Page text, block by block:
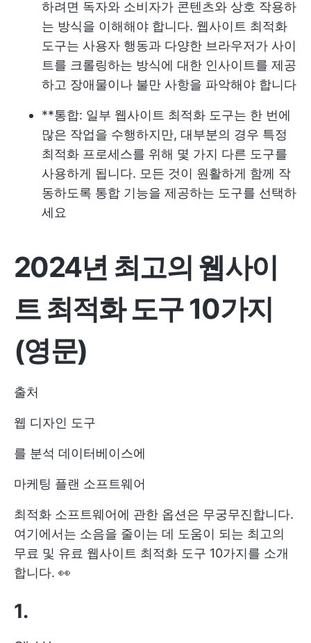
하려면 독자와 소비자가 콘텐츠와 상호 작용하
는 방식을 이해해야 합니다. 웹사이트 최적화
도구는 사용자 행동과 다양한 브라우저가 사이
트를 크롤링하는 방식에 대한 인사이트를 제공
하고 장애물이나 불만 사항을 파악해야 합니다
**통합: 일부 웹사이트 최적화 도구는 한 번에
많은 작업을 수행하지만, 대부분의 경우 특정
최적화 프로세스를 위해 몇 가지 다른 도구를
사용하게 됩니다. 모든 것이 원활하게 함께 작
동하도록 통합 기능을 제공하는 도구를 선택하
세요
2024년 최고의 웹사이
트 최적화 도구 10가지
(영문)
출처
웹 디자인 도구
를 분석 데이터베이스에
마케팅 플랜 소프트웨어
최적화 소프트웨어에 관한 옵션은 무궁무진합니다.
여기에서는 소음을 줄이는 데 도움이 되는 최고의
무료 및 유료 웹사이트 최적화 도구 10가지를 소개
합니다. 👀
1.